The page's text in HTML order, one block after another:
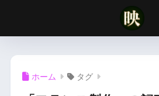
ホーム タグ